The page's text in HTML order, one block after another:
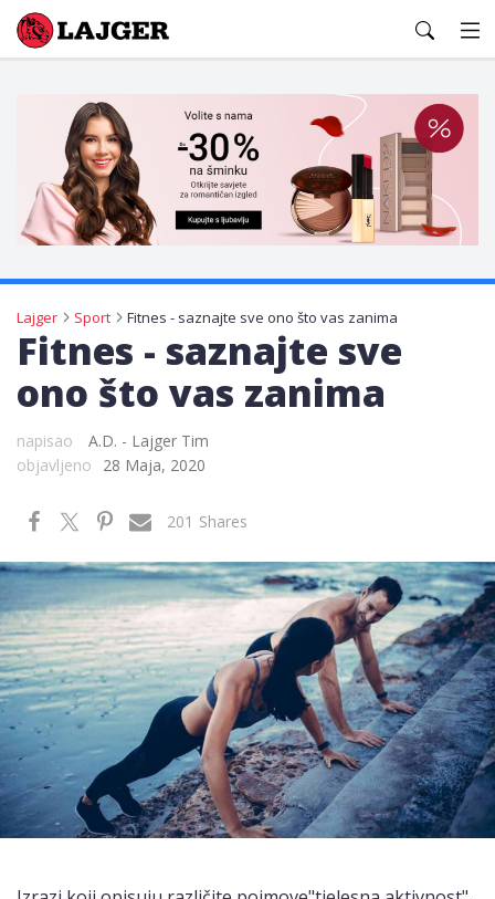
Lajger
Lajger Sport Fitnes - saznajte sve ono što vas zanima
Fitnes - saznajte sve
ono što vas zanima
napisao
A.D. - Lajger Tim
objavljeno
28 Maja, 2020
Shares
201